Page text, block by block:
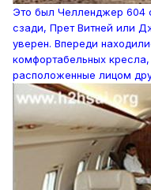
Это был Челленджер 604
сзади, Прет Витней или
уверен. Впереди
комфортабельных
расположенные лицом